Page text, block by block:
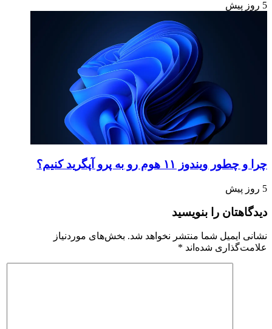
5 روز پیش
چرا و چطور ویندوز ۱۱ هوم رو به پرو آپگرید کنیم؟
5 روز پیش
دیدگاهتان را بنویسید
نشانی ایمیل شما منتشر نخواهد شد. بخش‌های موردنیاز
علامت‌گذاری شده‌اند *